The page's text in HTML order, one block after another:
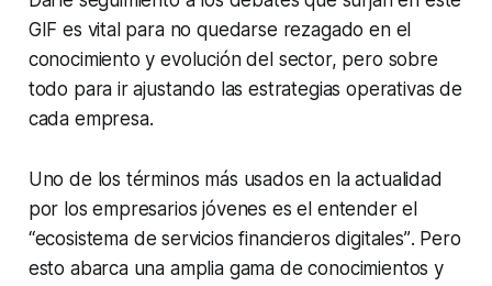
GIF es vital para no quedarse rezagado en el
conocimiento y evolución del sector, pero sobre
todo para ir ajustando las estrategias operativas de
cada empresa.
Uno de los términos más usados en la actualidad
por los empresarios jóvenes es el entender el
“ecosistema de servicios financieros digitales”. Pero
esto abarca una amplia gama de conocimientos y